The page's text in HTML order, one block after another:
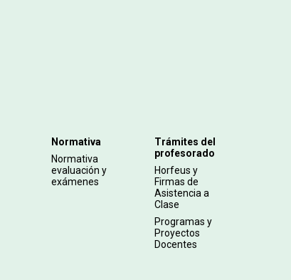
Normativa
Normativa
evaluación y
exámenes
Trámites del
profesorado
Horfeus y
Firmas de
Asistencia a
Clase
Programas y
Proyectos
Docentes